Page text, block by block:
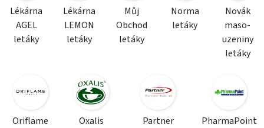
Lékárna
AGEL
letáky
Lékárna
LEMON
letáky
Můj
Obchod
letáky
Norma
letáky
Novák
maso-
uzeniny
letáky
Oriflame
Oxalis
Partner
PharmaPoint